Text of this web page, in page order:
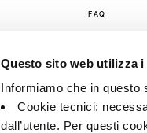
Questo sito web utilizza i
Informiamo che in questo
Cookie tecnici:
dall’utente. Per questi
FAQ